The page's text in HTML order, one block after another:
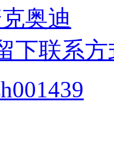
奥迪
下联系